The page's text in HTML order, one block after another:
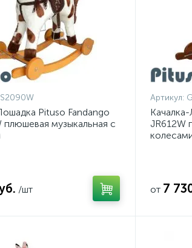
Pituso Fandango
плюшевая музыкальная с
/шт
Артикул:
JR612W
от 7